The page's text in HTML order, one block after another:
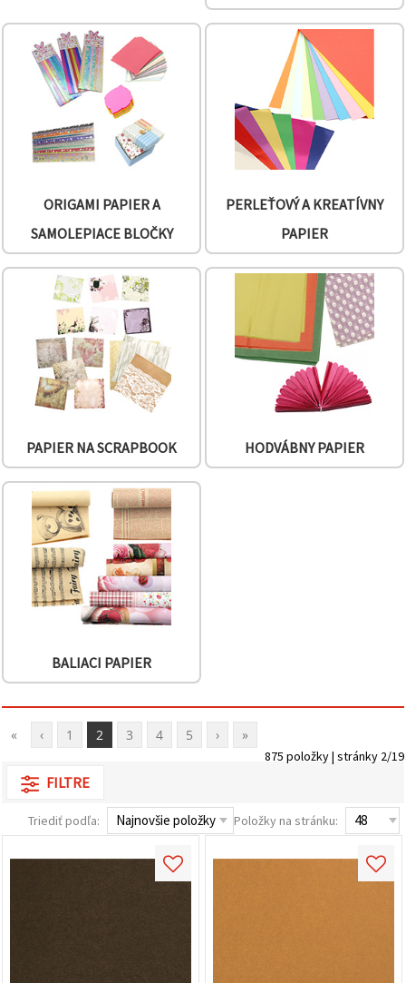
na tlačidlo
"Uložiť"
Prijať
všetko
Nastavenia
ORIGAMI PAPIER A
SAMOLEPIACE BLOČKY
PERLEŤOVÝ A KREATÍVNY
PAPIER
PAPIER NA SCRAPBOOK HODVÁBNY PAPIER
BALIACI PAPIER
« ‹ 1 2 3 4 5 › »
875 položky | stránky 2/19
FILTRE
Triediť podľa: Položky na stránku: